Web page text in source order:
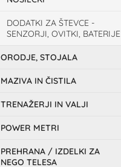
DODATKI ZA ŠTEVCE -
SENZORJI, OVITKI, BATERIJE
ORODJE, STOJALA
MAZIVA IN ČISTILA
TRENAŽERJI IN VALJI
POWER METRI
PREHRANA / IZDELKI ZA
NEGO TELESA